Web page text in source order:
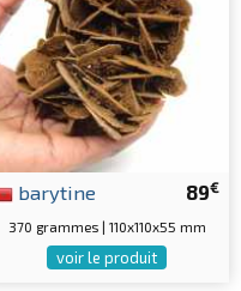
89€
barytine
370 grammes | 110x110x55 mm
voir le produit